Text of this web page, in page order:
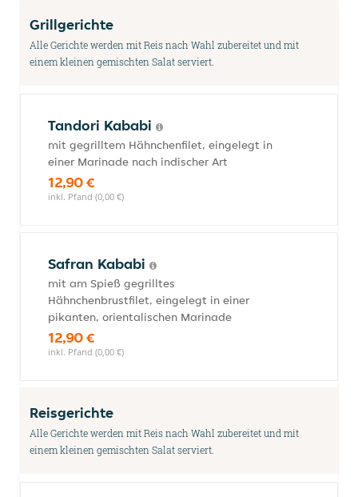
Grillgerichte
Alle Gerichte werden mit Reis nach Wahl zubereitet und mit
einem kleinen gemischten Salat serviert.
Tandori Kababi
mit gegrilltem Hähnchenfilet, eingelegt in
einer Marinade nach indischer Art
12,90 €
inkl. Pfand (0,00 €)
Safran Kababi
mit am Spieß gegrilltes
Hähnchenbrustfilet, eingelegt in einer
pikanten, orientalischen Marinade
12,90 €
inkl. Pfand (0,00 €)
Reisgerichte
Alle Gerichte werden mit Reis nach Wahl zubereitet und mit
einem kleinen gemischten Salat serviert.